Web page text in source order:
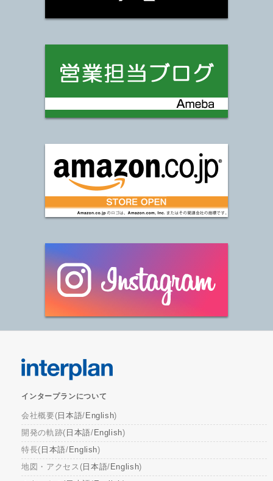
インタープランについて
会社概要( 日本語/ English)
開発の軌跡( 日本語/ English)
特長( 日本語/ English)
地図・アクセス( 日本語/ English)